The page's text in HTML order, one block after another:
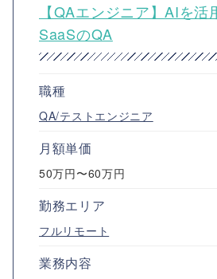
【QAエンジニア】AIを活
SaaSのQA
職種
QA/テストエンジニア
月額単価
50万円〜60万円
勤務エリア
フルリモート
業務内容